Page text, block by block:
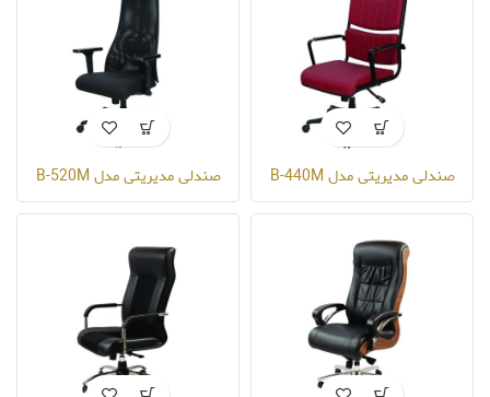
صندلی مدیریتی مدل B-440M صندلی مدیریتی مدل B-520M